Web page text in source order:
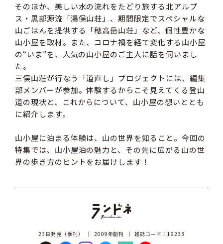
そのほか、美しい水の流れをたどり旅する北アルプ
ス・黒部源流「湯俣山荘」、期間限定でスペシャルな
山ごはんを提供する「穂高岳山荘」など、個性豊かな
山小屋を取材。また、コロナ禍を経て変化する山小屋
の“いま”を、人気の山小屋のご主人に話を伺いまし
た。
三俣山荘が行なう「道直し」プロジェクトには、編集
部メンバーが参加。体験するからこそ見えてくる登山
道の現状と、これからについて、山小屋の想いととも
に紹介します。
山小屋に泊まる体験は、山の世界を知ること。今回の
特集では、山小屋泊の魅力と、その先に広がる山の世
界の歩き方のヒントをお届けします！
23日発売（季刊） 2009年創刊 雑誌コード：19233